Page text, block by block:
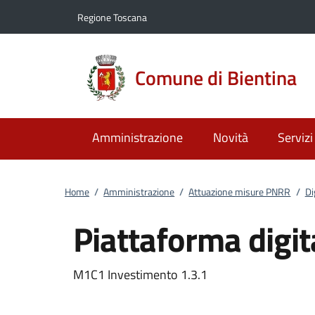
Regione Toscana
Comune di Bientina
Amministrazione Novità Servizi
Home / Amministrazione / Attuazione misure PNRR /
Piattaforma
M1C1 Investimento 1.3.1